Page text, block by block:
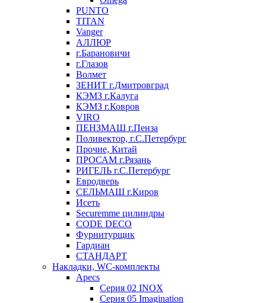
PUNTO
TITAN
Vanger
АЛЛЮР
г.Барановичи
г.Глазов
Волмет
ЗЕНИТ г.Дмитровград
КЭМЗ г.Калуга
КЭМЗ г.Ковров
VIRO
ПЕНЗМАШ г.Пенза
Поливектор, г.С.Петербург
Прочие, Китай
ПРОСАМ г.Рязань
РИГЕЛЬ г.С.Петербург
Евродверь
СЕЛЬМАШ г.Киров
Исеть
Securemme цилиндры
CODE DECO
Фурнитурщик
Гардиан
СТАНДАРТ
Накладки, WC-комплекты
Apecs
Cерия 02 INOX
Cерия 05 Imagination